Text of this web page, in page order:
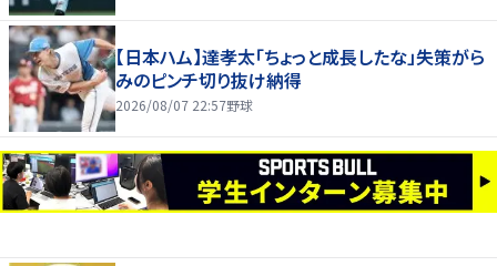
【日本ハム】達孝太「ちょっと成長したな」失策がら
みのピンチ切り抜け納得
2026/08/07 22:57野球